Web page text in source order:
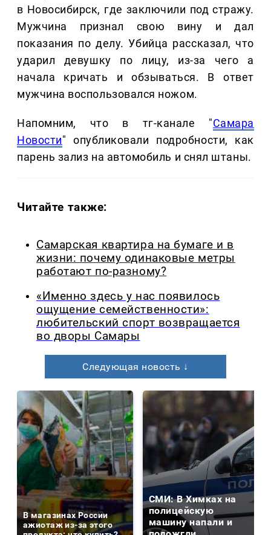
в Новосибирск, где заключили под стражу.
Мужчина признал свою вину и дал
показания по делу. Убийца рассказал, что
ударил девушку по лицу, из-за чего а
начала кричать и обзываться. В ответ
мужчина воспользовался ножом.
Напомним, что в тг-канале "Самара
Новости" опубликовали подробности, как
парень зализ на автомобиль и снял штаны.
Читайте также:
Самарская квартира на бумаге и в
жизни: почему одинаковые метры
работают по-разному?
«Именно здесь у нас появилось
ощущение семейственности»:
любительский спорт возвращается
во дворы Самары
Следующая новость ↓
В магазинах России
ажиотаж из-за этого
СМИ: В Химках на
полицейскую
машину напали и